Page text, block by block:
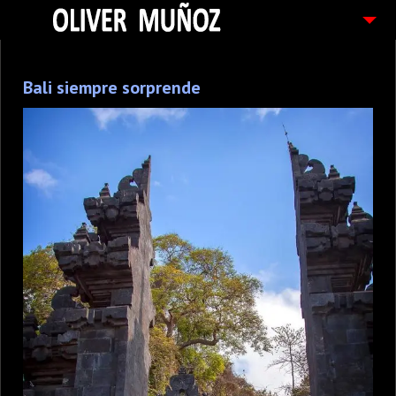
FOTOGRAFIAS
Bali siempre sorprende